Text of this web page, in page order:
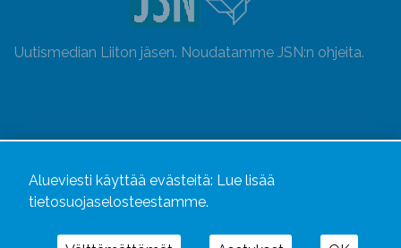
Uutismedian Liiton jäsen. Noudatamme JSN:n ohjeita.
Alueviesti käyttää evästeitä: Lue lisää
tietosuojaselosteestamme.